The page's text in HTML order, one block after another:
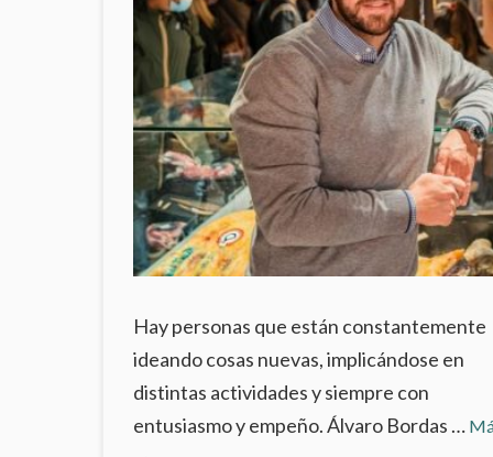
Hay personas que están constantemente
ideando cosas nuevas, implicándose en
distintas actividades y siempre con
entusiasmo y empeño. Álvaro Bordas …